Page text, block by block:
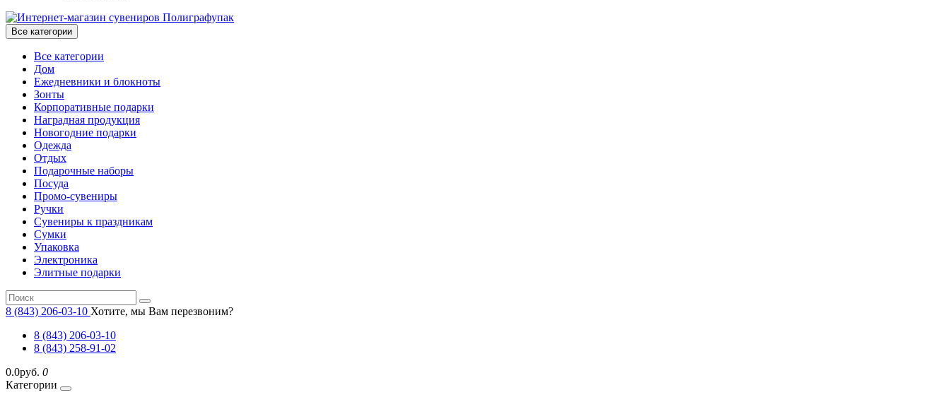
Все категории
Все категории
Дом
Ежедневники и блокноты
Зонты
Корпоративные подарки
Наградная продукция
Новогодние подарки
Одежда
Отдых
Подарочные наборы
Посуда
Промо-сувениры
Ручки
Сувениры к праздникам
Сумки
Упаковка
Электроника
Элитные подарки
8 (843) 206-03-10 Хотите, мы Вам перезвоним?
8 (843) 206-03-10
8 (843) 258-91-02
0.0руб. 0
Категории